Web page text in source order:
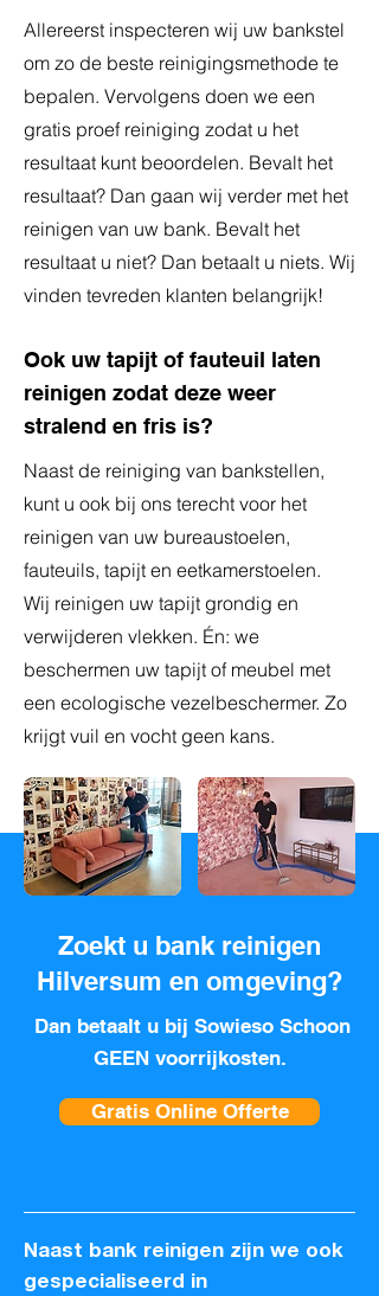
Zoekt u bank reinigen
Hilversum en omgeving?
Dan betaalt u bij Sowieso Schoon
GEEN voorrijkosten.
Gratis Online Offerte
Naast bank reinigen zijn we ook
gespecialiseerd in
Allereerst inspecteren wij uw bankstel
om zo de beste reinigingsmethode te
bepalen. Vervolgens doen we een
gratis proef reiniging zodat u het
resultaat kunt beoordelen. Bevalt het
resultaat? Dan gaan wij verder met het
reinigen van uw bank. Bevalt het
resultaat u niet? Dan betaalt u niets. Wij
vinden tevreden klanten belangrijk!
Ook uw tapijt of fauteuil laten
reinigen zodat deze weer
stralend en fris is?
Naast de reiniging van bankstellen,
kunt u ook bij ons terecht voor het
reinigen van uw bureaustoelen,
fauteuils, tapijt en eetkamerstoelen.
Wij reinigen uw tapijt grondig en
verwijderen vlekken. Én: we
beschermen uw tapijt of meubel met
een ecologische vezelbeschermer. Zo
krijgt vuil en vocht geen kans.